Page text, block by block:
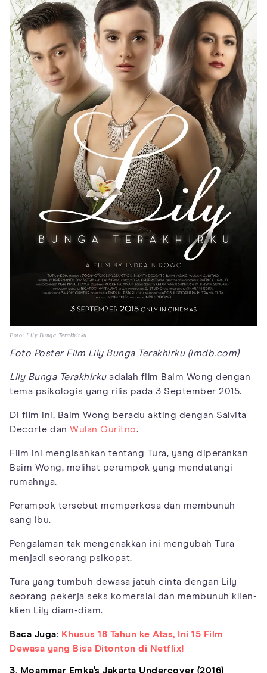
Foto: Lily Bunga Terakhirku
Foto Poster Film Lily Bunga Terakhirku (imdb.com)
Lily Bunga Terakhirkuadalah film Baim Wong dengan
tema psikologis yang rilis pada 3 September 2015.
Di film ini, Baim Wong beradu akting dengan Salvita
Decorte dan Wulan Guritno.
Film ini mengisahkan tentang Tura, yang diperankan
Baim Wong, melihat perampok yang mendatangi
rumahnya.
Perampok tersebut memperkosa dan membunuh
sang ibu.
Pengalaman tak mengenakkan ini mengubah Tura
menjadi seorang psikopat.
Tura yang tumbuh dewasa jatuh cinta dengan Lily
seorang pekerja seks komersial dan membunuh klien-
klien Lily diam-diam.
Baca Juga: Khusus 18 Tahun ke Atas, Ini 15 Film
Dewasa yang Bisa Ditonton di Netflix!
3. Moammar Emka’s Jakarta Undercover (2016)